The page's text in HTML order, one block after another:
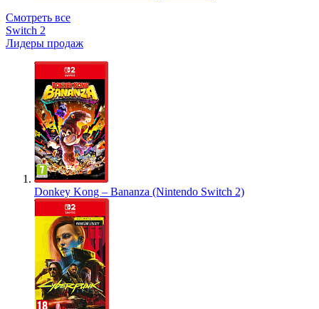
Смотреть все
Switch 2
Лидеры продаж
Donkey Kong – Bananza (Nintendo Switch 2)